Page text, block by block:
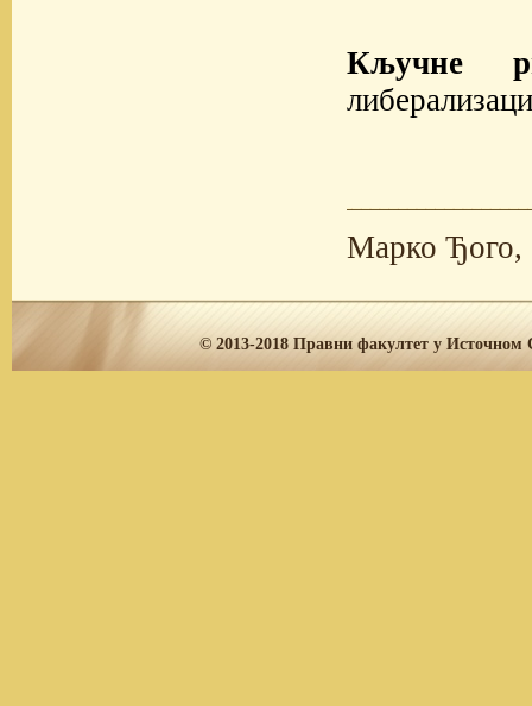
Кључне
Марко Ђого,
© 2013-2018 Правни факултет у Источном